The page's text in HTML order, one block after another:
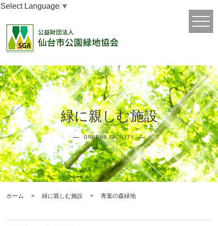
Select Language ▼
緑に親しむ施設
GREENS FACILITY
ホーム >緑に親しむ施設 >青葉の森緑地